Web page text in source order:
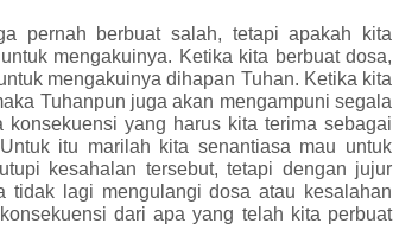
pernah berbuat salah, tetapi apakah kita
mengakuinya. Ketika kita berbuat dosa,
mengakuinya dihapan Tuhan. Ketika kita
Tuhanpun juga akan mengampuni segala
yang harus kita terima sebagai
itu marilah kita senantiasa mau untuk
kesahalan tersebut, tetapi dengan jujur
tidak lagi mengulangi dosa atau kesalahan
dari apa yang telah kita perbuat